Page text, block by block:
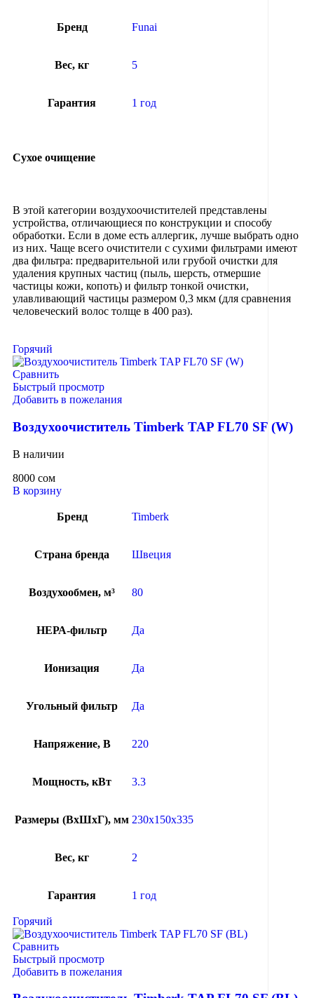
Бренд Funai
Вес, кг 5
Гарантия 1 год
Сухое очищение
В этой категории воздухоочистителей представлены
устройства, отличающиеся по конструкции и способу
обработки. Если в доме есть аллергик, лучше выбрать одно
из них. Чаще всего очистители с сухими фильтрами имеют
два фильтра: предварительной или грубой очистки для
удаления крупных частиц (пыль, шерсть, отмершие
частицы кожи, копоть) и фильтр тонкой очистки,
улавливающий частицы размером 0,3 мкм (для сравнения
человеческий волос толще в 400 раз).
Горячий
Сравнить
Быстрый просмотр
Добавить в пожелания
Воздухоочиститель Timberk TAP FL70 SF (W)
В наличии
8000 сом
В корзину
Бренд Timberk
Страна бренда Швеция
Воздухообмен, м³ 80
НЕРА-фильтр Да
Ионизация Да
Угольный фильтр Да
Напряжение, В 220
Мощность, кВт 3.3
Размеры (ВхШхГ), мм 230x150x335
Вес, кг 2
Гарантия 1 год
Горячий
Сравнить
Быстрый просмотр
Добавить в пожелания